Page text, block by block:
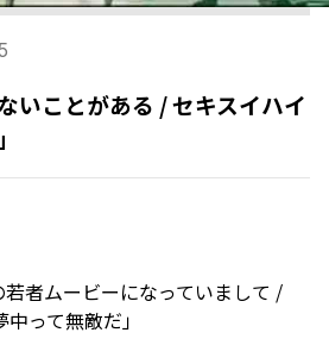
いことがある / セキスイハイ
者ムービーになっていまして /
って無敵だ」